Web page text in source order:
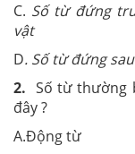
C. Số từ đứng
vật
D. Số từ đứng
2. Số từ thường
đây ?
A.Động từ